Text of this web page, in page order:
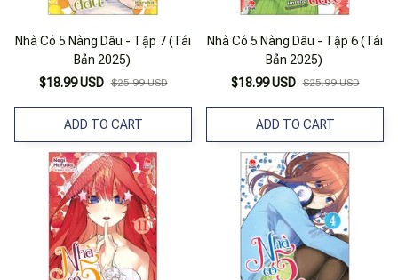
Nhà Có 5 Nàng Dâu - Tập 7 (Tái
Bản 2025)
$18.99 USD $25.99 USD
ADD TO CART
Nhà Có 5 Nàng Dâu - Tập 6 (Tái
Bản 2025)
$18.99 USD $25.99 USD
ADD TO CART